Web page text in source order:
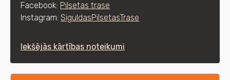
Facebook: Pilsetas trase
Instagram: SiguldasPilsetasTrase
Iekšējās kārtības noteikumi